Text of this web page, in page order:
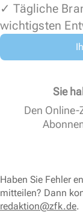
✓ Tägliche
wichtigsten
Sie
Den Online-
Haben Sie Fehler
mitteilen? Dann
redaktion@zfk.de.